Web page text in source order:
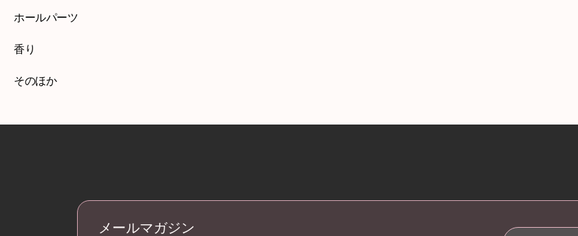
ホールパーツ
香り
そのほか
メールマガジン